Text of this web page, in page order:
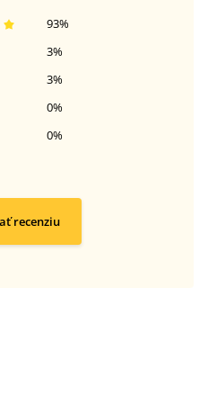
0%
0%
3%
3%
93%
recenziu